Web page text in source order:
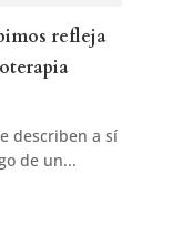
refleja
describen a sí
de un...